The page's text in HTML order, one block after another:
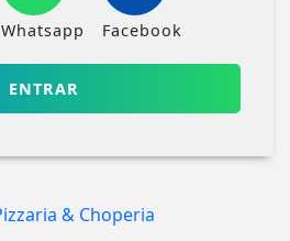
Whatsapp Facebook
ENTRAR